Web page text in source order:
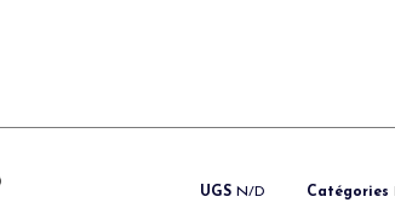
UGS N/D Catégories